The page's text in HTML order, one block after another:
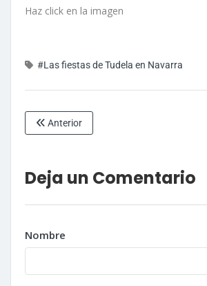
Haz click en la imagen
#Las fiestas de Tudela en Navarra
Anterior
Deja un Comentario
Nombre